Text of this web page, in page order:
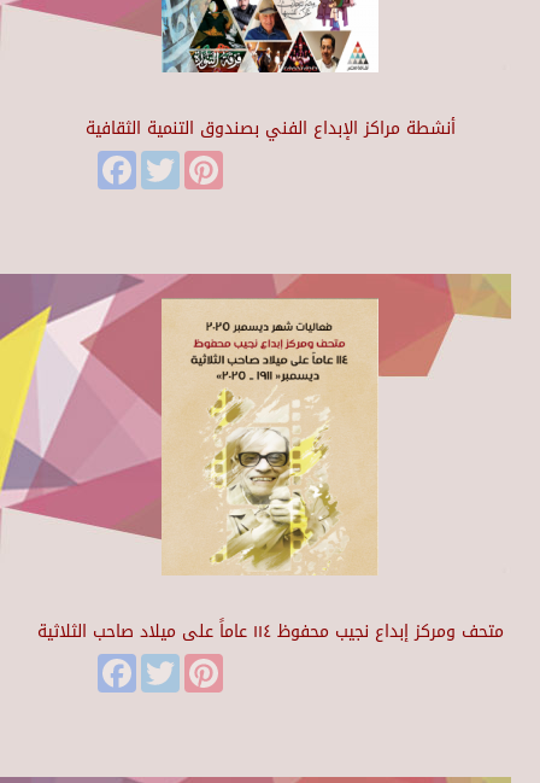
أنشطة مراكز الإبداع الفني بصندوق التنمية الثقافية
FacebookTwitter
متحف ومركز إبداع نجيب محفوظ ١١٤ عاماً على ميلاد صاحب الثلاثية
FacebookTwitter